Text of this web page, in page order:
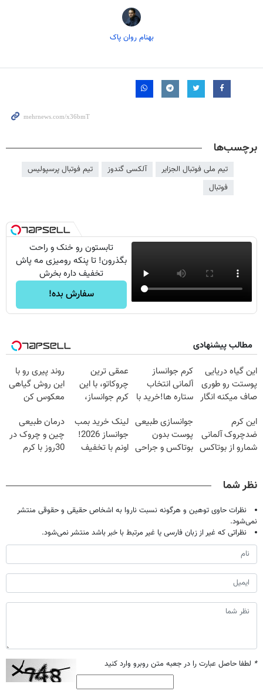
بهنام روان پاک
برچسب‌ها
تیم ملی فوتبال الجزایر آلکسی گندوز
تیم فوتبال پرسپولیس
فوتبال
تابستون رو خنک و راحت
بگذرون! تا پنکه رومیزی مه پاش
تخفیف داره بخرش
سفارش بده!
مطالب پیشنهادی
این گیاه دریایی
پوستت رو طوری
صاف میکنه انگار
شدی🔥
کرم جوانساز
آلمانی انتخاب
ستاره ها!خرید با
عمقی ترین
چروکاتو، با این
کرم جوانساز،
تخفیف سفارش
فوری)
روند پیری رو با
این روش گیاهی
معکوس کن
این کرم
ضدچروک آلمانی
شمارو از بوتاکس
امشب)
جوانسازی طبیعی
پوست بدون
بوتاکس و جراحی
لینک خرید بمب
جوانساز 2026!
اونم با تخفیف
درمان طبیعی
چین و چروک در
30روز با کرم
نظر شما
نظرات حاوی توهین و هرگونه نسبت ناروا به اشخاص حقیقی و حقوقی منتشر
نمی‌شود.
نظراتی که غیر از زبان فارسی یا غیر مرتبط با خبر باشد منتشر نمی‌شود.
* لطفا حاصل عبارت را در جعبه متن روبرو وارد کنید